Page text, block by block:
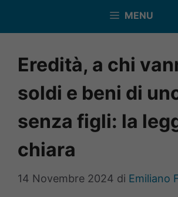
MENU
Eredità, a chi
soldi e beni di
senza figli: la
chiara
14 Novembre 2024 di Emiliano